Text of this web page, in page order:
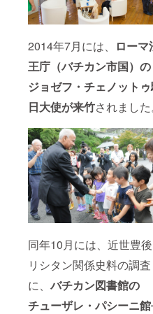
2014年7月には、
ローマ
王庁（バチカン市国）の
ジョゼフ・チェノット
日大使が来竹されました
同年10月には、近世豊
リシタン関係史料の調査
に、 バチカン図書館の
チューザレ・パシーニ